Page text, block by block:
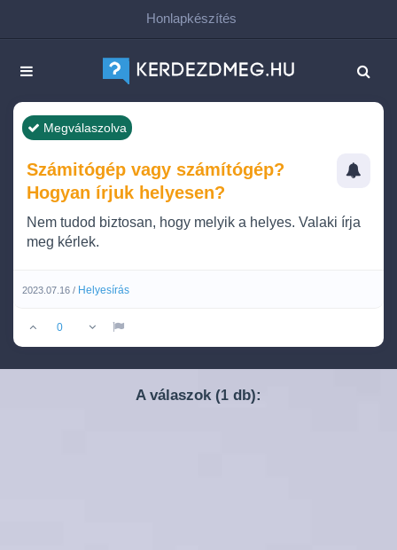
Honlapkészítés
Megválaszolva
Számitógép vagy számítógép?
Hogyan írjuk helyesen?
Nem tudod biztosan, hogy melyik a helyes. Valaki írja
meg kérlek.
2023.07.16 / Helyesírás
0
A válaszok (1 db):